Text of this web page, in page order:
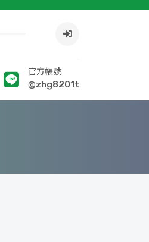
官方帳號
@zhg8201t